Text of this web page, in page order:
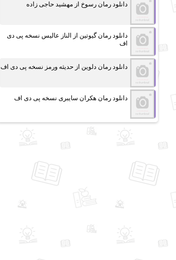
دانلود رمان رسوخ از مهشید حاجی زاده
دانلود رمان گیوتین از الناز عالیس نسخه پی دی
اف
دانلود رمان دلوین از حدیثه ورمز نسخه پی دی اف
دانلود رمان هکران سایبری نسخه پی دی اف